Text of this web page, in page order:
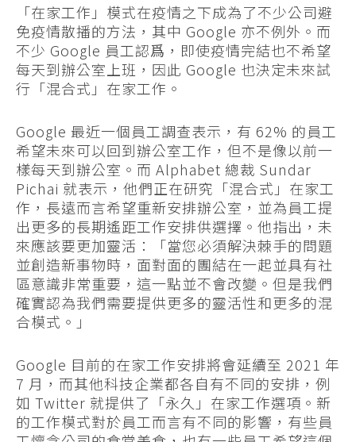
「在家工作」模式在疫情之下成為了不少公司避
免疫情散播的方法，其中 Google 亦不例外。而
不少 Google 員工認爲，即使疫情完結也不希望
每天到辦公室上班，因此 Google 也決定未來試
行「混合式」在家工作。
Google 最近一個員工調查表示，有 62% 的員工
希望未來可以回到辦公室工作，但不是像以前一
樣每天到辦公室。而 Alphabet 總裁 Sundar
Pichai 就表示，他們正在研究「混合式」在家工
作，長遠而言希望重新安排辦公室，並為員工提
出更多的長期遙距工作安排供選擇。他指出，未
來應該要更加靈活：「當您必須解決棘手的問題
並創造新事物時，面對面的團結在一起並具有社
區意識非常重要，這一點並不會改變。但是我們
確實認為我們需要提供更多的靈活性和更多的混
合模式。」
Google 目前的在家工作安排將會延續至 2021 年
7 月，而其他科技企業都各自有不同的安排，例
如 Twitter 就提供了「永久」在家工作選項。新
的工作模式對於員工而言有不同的影響，有些員